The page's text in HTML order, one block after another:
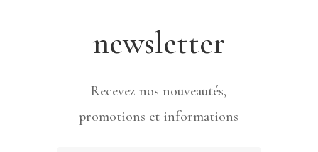
newsletter
Recevez nos nouveautés,
promotions et informations